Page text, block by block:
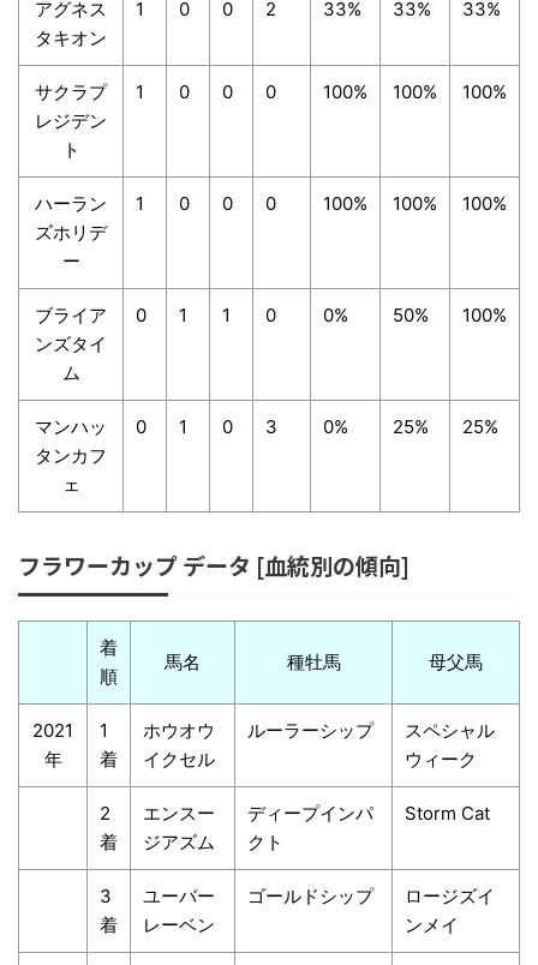
アグネス
タキオン
1 0 0 2 33% 33% 33%
サクラプ
レジデン
ト
1 0 0 0 100% 100% 100%
ハーラン
ズホリデ
ー
1 0 0 0 100% 100% 100%
ブライア
ンズタイ
ム
0 1 1 0 0% 50% 100%
マンハッ
タンカフ
ェ
0 1 0 3 0% 25% 25%
フラワーカップ データ [血統別の傾向]
着
順
馬名 種牡馬 母父馬
2021
年
1
着
ホウオウ
イクセル
ルーラーシップ
スペシャル
ウィーク
2
着
エンスー
ジアズム
ディープインパ
クト
Storm Cat
3
着
ユーバー
レーベン
ゴールドシップ
ロージズイ
ンメイ